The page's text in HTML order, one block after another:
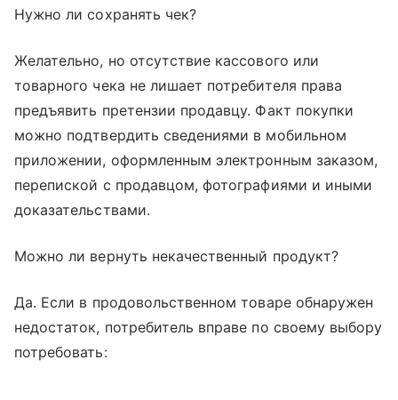
Нужно ли сохранять чек?
Желательно, но отсутствие кассового или
товарного чека не лишает потребителя права
предъявить претензии продавцу. Факт покупки
можно подтвердить сведениями в мобильном
приложении, оформленным электронным заказом,
перепиской с продавцом, фотографиями и иными
доказательствами.
Можно ли вернуть некачественный продукт?
Да. Если в продовольственном товаре обнаружен
недостаток, потребитель вправе по своему выбору
потребовать: